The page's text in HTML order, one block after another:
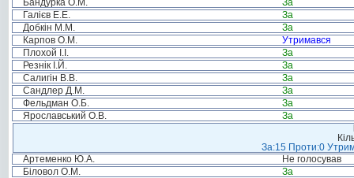
Бандурка О.М.
За
Галієв Е.Е.
За
Добкін М.М.
За
Карпов О.М.
Утримався
Плохой І.І.
За
Резнік І.Й.
За
Салигін В.В.
За
Сандлер Д.М.
За
Фельдман О.Б.
За
Ярославський О.В.
За
За:15 Проти:0
Артеменко Ю.А.
Не голосував
Біловол О.М.
За